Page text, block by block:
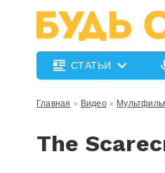
СТАТЬИ
Главная » Видео»
The